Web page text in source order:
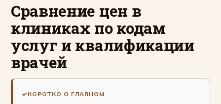
Сравнение цен в
клиниках по кодам
услуг и квалификации
врачей
КОРОТКО О ГЛАВНОМ